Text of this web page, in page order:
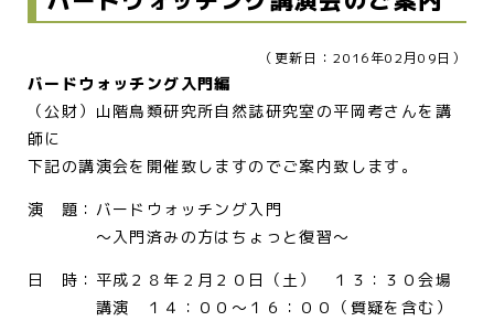
（更新日：2016年02月09日）
バードウォッチング入門編
（公財）山階鳥類研究所自然誌研究室の平岡考さんを講
師に
下記の講演会を開催致しますのでご案内致します。
演 題：バードウォッチング入門
～入門済みの方はちょっと復習～
日 時：平成２８年２月２０日（土） １３：３０会場
講演 １４：００～１６：００（質疑を含む）